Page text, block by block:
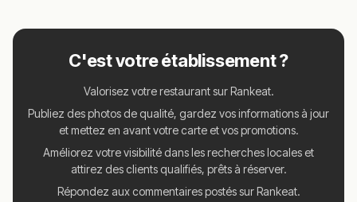
C'est votre établissement ?
Valorisez votre restaurant sur Rankeat.
Publiez des photos de qualité, gardez vos informations à jour
et mettez en avant votre carte et vos promotions.
Améliorez votre visibilité dans les recherches locales et
attirez des clients qualifiés, prêts à réserver.
Répondez aux commentaires postés sur Rankeat.